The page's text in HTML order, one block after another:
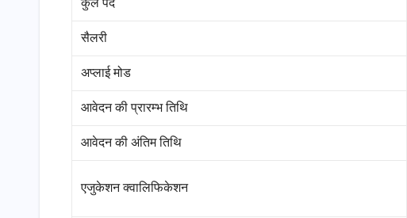
कुल पद
सैलरी
अप्लाई मोड
आवेदन की प्रारम्भ तिथि
आवेदन की अंतिम तिथि
एजुकेशन क्वालिफिकेशन